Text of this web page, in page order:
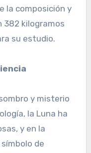
la composición y
382 kilogramos
su estudio.
y misterio
la Luna ha
y en la
de